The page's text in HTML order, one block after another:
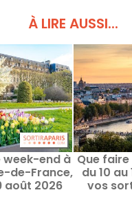
À LIRE AUSSI...
week-end à
de-France,
août 2026
Que
du 10
vos